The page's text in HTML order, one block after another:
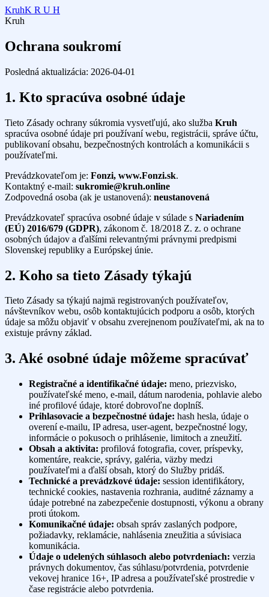
KruhK R U H
Kruh
Ochrana soukromí
Posledná aktualizácia: 2026-04-01
1. Kto spracúva osobné údaje
Tieto Zásady ochrany súkromia vysvetľujú, ako služba Kruh
spracúva osobné údaje pri používaní webu, registrácii, správe účtu,
publikovaní obsahu, bezpečnostných kontrolách a komunikácii s
používateľmi.
Prevádzkovateľom je: Fonzi, www.Fonzi.sk.
Kontaktný e-mail: sukromie@kruh.online
Zodpovedná osoba (ak je ustanovená): neustanovená
Prevádzkovateľ spracúva osobné údaje v súlade s Nariadením
(EÚ) 2016/679 (GDPR), zákonom č. 18/2018 Z. z. o ochrane
osobných údajov a ďalšími relevantnými právnymi predpismi
Slovenskej republiky a Európskej únie.
2. Koho sa tieto Zásady týkajú
Tieto Zásady sa týkajú najmä registrovaných používateľov,
návštevníkov webu, osôb kontaktujúcich podporu a osôb, ktorých
údaje sa môžu objaviť v obsahu zverejnenom používateľmi, ak na to
existuje právny základ.
3. Aké osobné údaje môžeme spracúvať
Registračné a identifikačné údaje: meno, priezvisko,
používateľské meno, e-mail, dátum narodenia, pohlavie alebo
iné profilové údaje, ktoré dobrovoľne doplníš.
Prihlasovacie a bezpečnostné údaje: hash hesla, údaje o
overení e-mailu, IP adresa, user-agent, bezpečnostné logy,
informácie o pokusoch o prihlásenie, limitoch a zneužití.
Obsah a aktivita: profilová fotografia, cover, príspevky,
komentáre, reakcie, správy, galéria, väzby medzi
používateľmi a ďalší obsah, ktorý do Služby pridáš.
Technické a prevádzkové údaje: session identifikátory,
technické cookies, nastavenia rozhrania, auditné záznamy a
údaje potrebné na zabezpečenie dostupnosti, výkonu a obrany
proti útokom.
Komunikačné údaje: obsah správ zaslaných podpore,
požiadavky, reklamácie, nahlásenia zneužitia a súvisiaca
komunikácia.
Údaje o udelených súhlasoch alebo potvrdeniach: verzia
právnych dokumentov, čas súhlasu/potvrdenia, potvrdenie
vekovej hranice 16+, IP adresa a používateľské prostredie v
čase registrácie alebo potvrdenia.